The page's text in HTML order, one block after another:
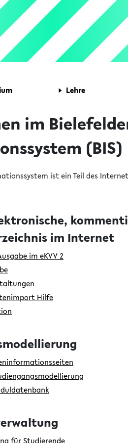
Lehre
im
(BIS)
ist ein Teil des
im Internet
im eKVV 2
Hilfe
für Studierende